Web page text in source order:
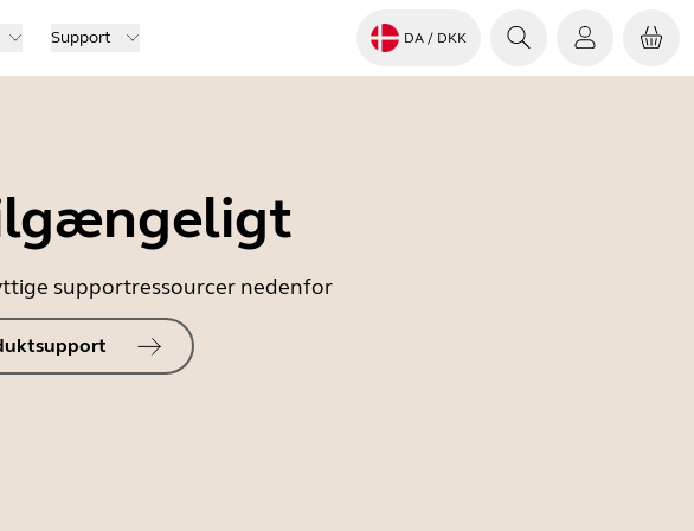
Support DA / DKK
supportressourcer nedenfor